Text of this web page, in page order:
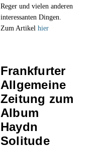
Reger und vielen anderen
interessanten Dingen.
Zum Artikel hier
Frankfurter
Allgemeine
Zeitung zum
Album
Haydn
Solitude